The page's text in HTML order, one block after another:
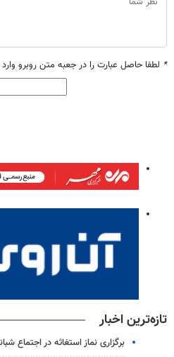
* لطفا حاصل عبارت را در جعبه متن روبرو وارد
تازه‌ترین اخبار
برگزاری نماز استغاثه در اجتماع